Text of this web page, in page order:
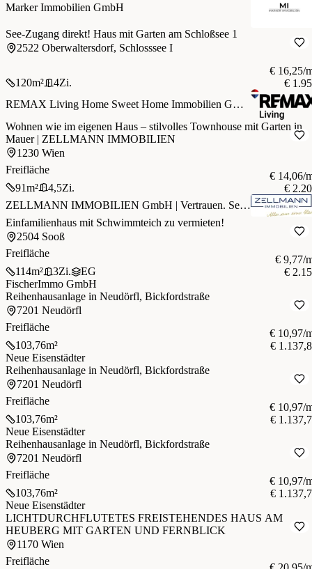
Marker Immobilien GmbH
See-Zugang direkt! Haus mit Garten am Schloßsee 1
2522 Oberwaltersdorf, Schlosssee I
120m² 4Zi.
€ 16,25/
€
REMAX Living Home Sweet Home Immobilien GmbH
Wohnen wie im eigenen Haus – stilvolles Townhouse mit Garten in
Mauer | ZELLMANN IMMOBILIEN
1230 Wien
Freifläche
91m² 4,5Zi.
€ 14,06/
€
ZELLMANN IMMOBILIEN GmbH | Vertrauen. Service. Qualität.
Einfamilienhaus mit Schwimmteich zu vermieten!
2504 Sooß
Freifläche
114m² 3Zi. EG
€ 9,77/
€
FischerImmo GmbH
Reihenhausanlage in Neudörfl, Bickfordstraße
7201 Neudörfl
Freifläche
103,76m²
€ 10,97/
€
Neue Eisenstädter
Reihenhausanlage in Neudörfl, Bickfordstraße
7201 Neudörfl
Freifläche
103,76m²
€ 10,97/
€
Neue Eisenstädter
Reihenhausanlage in Neudörfl, Bickfordstraße
7201 Neudörfl
Freifläche
103,76m²
€ 10,97/
€
Neue Eisenstädter
LICHTDURCHFLUTETES FREISTEHENDES HAUS AM
HEUBERG MIT GARTEN UND FERNBLICK
1170 Wien
Freifläche